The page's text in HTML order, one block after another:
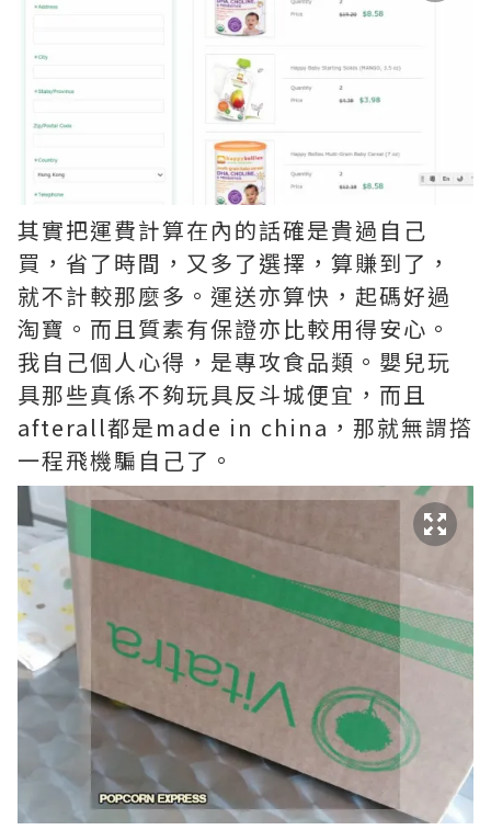
其實把運費計算在內的話確是貴過自己
買，省了時間，又多了選擇，算賺到了，
就不計較那麼多。運送亦算快，起碼好過
淘寶。而且質素有保證亦比較用得安心。
我自己個人心得，是專攻食品類。嬰兒玩
具那些真係不夠玩具反斗城便宜，而且
afterall都是made in china，那就無謂撘
一程飛機騙自己了。